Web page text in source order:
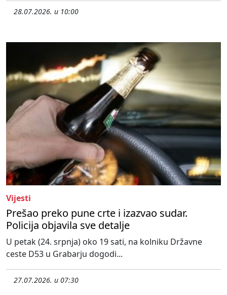
28.07.2026. u 10:00
Vijesti
Prešao preko pune crte i izazvao sudar.
Policija objavila sve detalje
U petak (24. srpnja) oko 19 sati, na kolniku Državne
ceste D53 u Grabarju dogodi...
27.07.2026. u 07:30